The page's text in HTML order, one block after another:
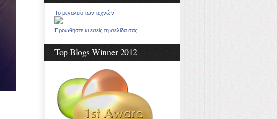
Το μεγαλείο των τεχνών
Προωθήστε κι εσείς τη σελίδα σας
Top Blogs Winner 2012